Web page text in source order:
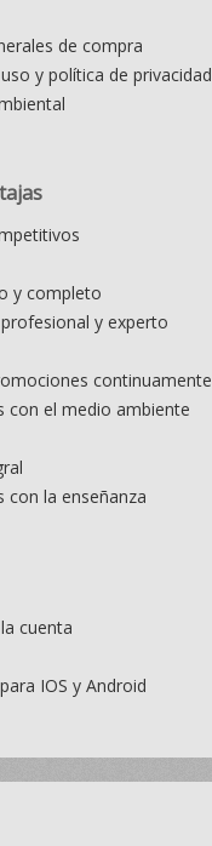
de compra
y política de privacidad
y completo
y experto
continuamente
con el medio ambiente
la enseñanza
cuenta
IOS y Android